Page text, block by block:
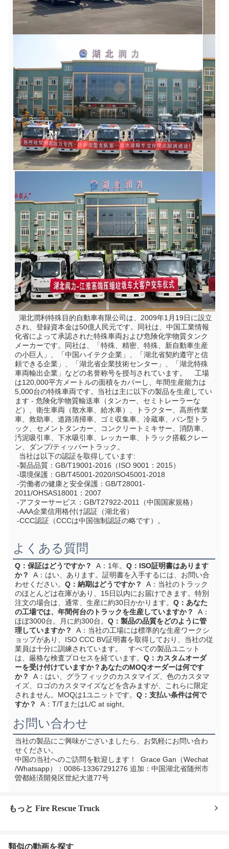
され、登録資本金は50億人民元です。同社は、中国工業情報
化省によって承認された特殊車両および危険化学物質タンク
メーカーです。同社は、「特殊、精密、特殊、新自動車生産
の小巨人」、「中国ハイテク企業」、「湖北省契約遵守と信
頼できる企業」、「湖北省企業技術センター」、「湖北特殊
車両輸出企業」などの名誉称号を授与されています。    工場
は120,000平方メートルの面積をカバーし、年間生産能力は
5,000台の特殊車両です。当社は主に以下の製品を生産してい
ます - 危険化学物質輸送車（タンカー、セミトレーラーな
ど）、衛生車両（散水車、給水車）、トラクター、高所作業
車、救助車、道路清掃車、ゴミ収集車、冷蔵車、バン型トラ
ック、セメントタンカー、コンクリートミキサー、消防車、
汚泥吸引車、下水吸引車、レッカー車、トラック搭載クレー
ン、ダンプ/ティッパートラック。
  当社は以下の認証を取得しています:
-製品品質：GB/T19001-2016（ISO 9001：2015）
-環境保護：GB/T45001-2020/ISO45001-2018
2011/OHSAS18001：2007
-アフターサービス：GB/T27922-2011（中国国家規格）
-AAA企業信用格付け認証（湖北省）
-CCC認証（CCCは中国強制認証の略です）。
よくある質問
Q：保証はどうですか？
  A：1年。
Q：ISO証明書はあります
か？
  A：はい、あります。証明書を入手するには、お問い合
わせください。 Q：納期はどうですか？
  A：当社のトラック
のほとんどは在庫があり、15日以内にお届けできます。特別
注文の場合は、通常、生産に約30日かかります。 Q：あなた
の工場では、年間何台のトラックを生産していますか？
  A：
ほぼ3000台。月に約300台。 Q：製品の品質をどのように管
理していますか？
  A：当社の工場には標準的な生産ワークシ
ョップがあり、ISO CCC BV証明書を取得しており、当社の従
業員は十分に訓練されています。   すべての製品ユニット
は、厳格な検査プロセスを経ています。 Q：カスタムオーダ
ーを受け付けていますか？あなたのMOQオーダーは何です
か？
  A：はい、グラフィックのカスタマイズ、色のカスタマ
イズ、ロゴのカスタマイズなどを含みますが、これらに限定
されません。MOQは1ユニットです。 Q：支払い条件は何で
すか？
  A：T/TまたはL/C at sight。
お問い合わせ
当社の製品にご興味がございましたら、お気軽にお問い合わ
せください。
中国の当社へのご訪問を歓迎します！
  Grace Gan（Wechat
/Whatsapp）：0086-13367291276 追加： 中国湖北省随州市
曽都経済開発区世紀大道77号
もっと Fire Rescue Truck
類似の動画を探す